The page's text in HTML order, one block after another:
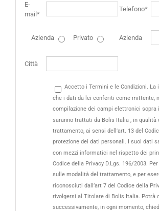
E-
mail*
Telefono*
Azienda Privato Azienda
Città
Accetto i Termini e le Condizioni. La
che i dati da lei conferiti come mittente,
compilazione dei campi elettronici sopra
saranno trattati da Bolis Italia , in qualità
trattamento, ai sensi dell'art. 13 del
protezione dei dati personali. I suoi dati
con mezzi informatici nel rispetto dei
Codice della Privacy D.Lgs. 196/2003.
sulle modalità del trattamento, e per
riconosciuti dall’art 7 del Codice della
rivolgersi al Titolare di Bolis Italia. Potrà
successivamente, in ogni momento,